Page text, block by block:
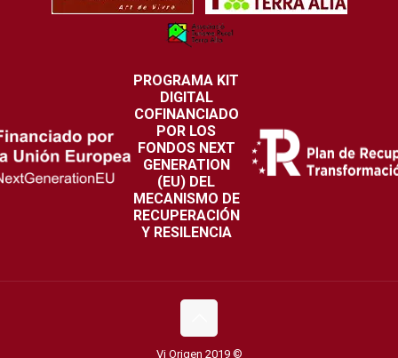
PROGRAMA KIT
DIGITAL
COFINANCIADO
POR LOS
FONDOS NEXT
GENERATION
(EU) DEL
MECANISMO DE
RECUPERACIÓN
Y RESILENCIA
Vi Origen 2019 ©